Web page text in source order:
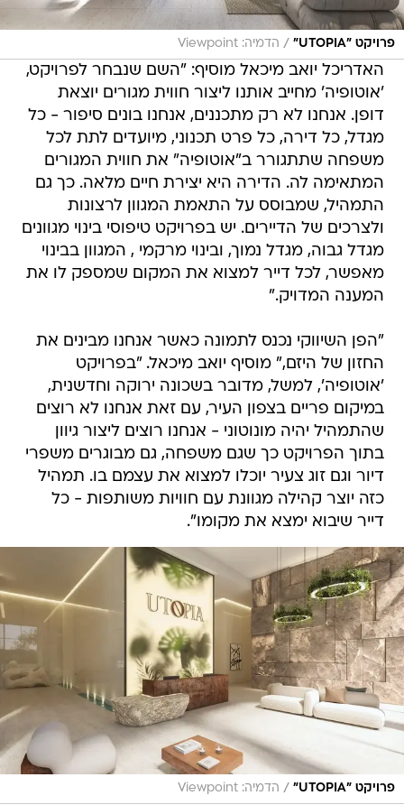
פרויקט "UTOPIA" / הדמיה: Viewpoint
האדריכל יואב מיכאל מוסיף: "השם שנבחר לפרויקט,
'אוטופיה' מחייב אותנו ליצור חווית מגורים יוצאת
דופן. אנחנו לא רק מתכננים, אנחנו בונים סיפור - כל
מגדל, כל דירה, כל פרט תכנוני, מיועדים לתת לכל
משפחה שתתגורר ב"אוטופיה" את חווית המגורים
המתאימה לה. הדירה היא יצירת חיים מלאה. כך גם
התמהיל, שמבוסס על התאמת המגוון לרצונות
ולצרכים של הדיירים. יש בפרויקט טיפוסי בינוי מגוונים
מגדל גבוה, מגדל נמוך, ובינוי מרקמי , המגוון בבינוי
מאפשר, לכל דייר למצוא את המקום שמספק לו את
המענה המדויק."
"הפן השיווקי נכנס לתמונה כאשר אנחנו מבינים את
החזון של היזם," מוסיף יואב מיכאל. "בפרויקט
'אוטופיה', למשל, מדובר בשכונה ירוקה וחדשנית,
במיקום פריים בצפון העיר, עם זאת אנחנו לא רוצים
שהתמהיל יהיה מונוטוני - אנחנו רוצים ליצור גיוון
בתוך הפרויקט כך שגם משפחה, גם מבוגרים משפרי
דיור וגם זוג צעיר יוכלו למצוא את עצמם בו. תמהיל
כזה יוצר קהילה מגוונת עם חוויות משותפות - כל
דייר שיבוא ימצא את מקומו".
פרויקט "UTOPIA" / הדמיה: Viewpoint